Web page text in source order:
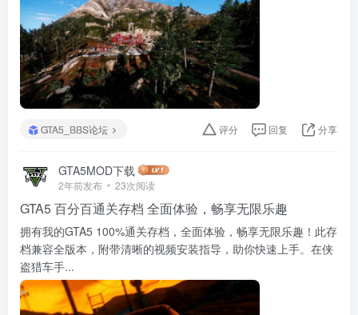
GTA5_BBS论坛 评分 回复 分享
GTA5MOD下载
2年前发布 23次阅读
GTA5 百分百通关存档 全面体验，畅享无限乐趣
拥有我的GTA5 100%通关存档，全面体验，畅享无限乐趣！此存
档兼容全版本，附带清晰的视频安装指导，助你快速上手。在侠
盗猎车手...